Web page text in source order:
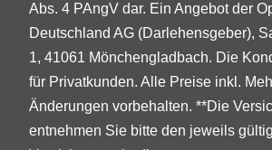
Abs. 4 PAngV dar. Ein Angebot der
Deutschland AG (Darlehensgeber),
1, 41061 Mönchengladbach. Die
für Privatkunden. Alle Preise inkl.
Änderungen vorbehalten. **Die
entnehmen Sie bitte den jeweils